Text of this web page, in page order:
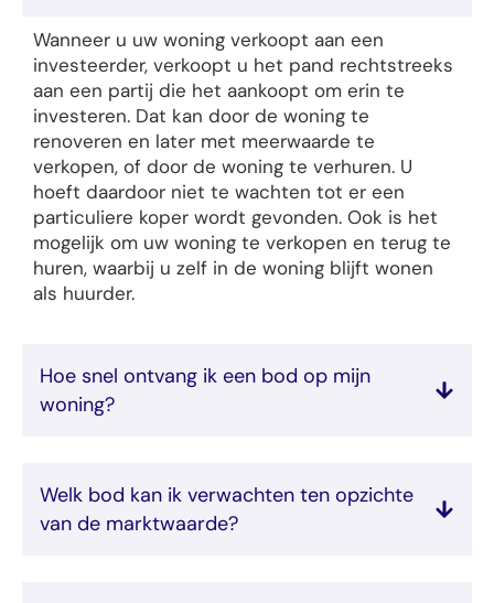
Wanneer u uw woning verkoopt aan een
investeerder, verkoopt u het pand rechtstreeks
aan een partij die het aankoopt om erin te
investeren. Dat kan door de woning te
renoveren en later met meerwaarde te
verkopen, of door de woning te verhuren. U
hoeft daardoor niet te wachten tot er een
particuliere koper wordt gevonden. Ook is het
mogelijk om uw woning te verkopen en terug te
huren, waarbij u zelf in de woning blijft wonen
als huurder.
Hoe snel ontvang ik een bod op mijn
woning?
Welk bod kan ik verwachten ten opzichte
van de marktwaarde?